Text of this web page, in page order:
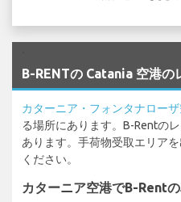
B-RENTの Catania 空港の
カターニア・フォンタナロー
る場所にあります。B-Rentの
あります。手荷物受取エリア
ください。
カターニア空港でB-Rent